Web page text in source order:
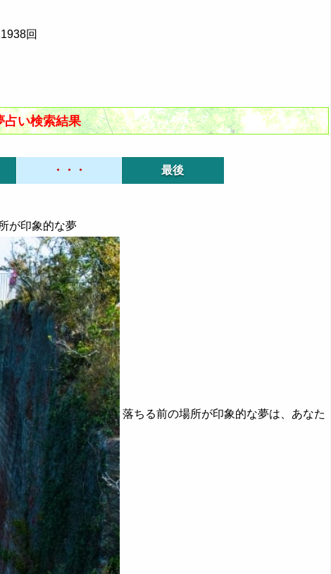
回
占い検索結果
・・・ 最後
が印象的な夢
落ちる前の場所が印象的な夢は、あなた